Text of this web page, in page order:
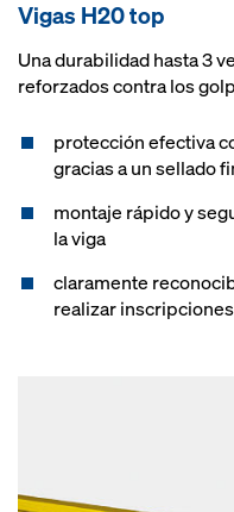
Vigas H20 top
Una durabilidad hasta 3
reforzados contra los
protección efectiva
gracias a un sellado
montaje rápido y
la viga
claramente
realizar inscripciones